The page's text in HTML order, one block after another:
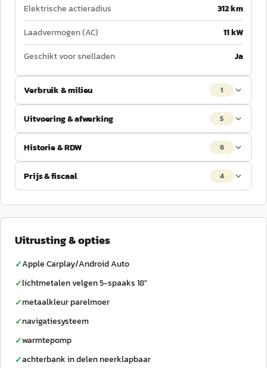
Elektrische actieradius
312 km
Laadvermogen (AC)
11 kW
Geschikt voor snelladen
Ja
Verbruik & milieu 1
Uitvoering & afwerking 5
Historie & RDW 6
Prijs & fiscaal 4
Uitrusting & opties
✓Apple Carplay/Android Auto
✓lichtmetalen velgen 5-spaaks 18"
✓metaalkleur parelmoer
✓navigatiesysteem
✓warmtepomp
✓achterbank in delen neerklapbaar